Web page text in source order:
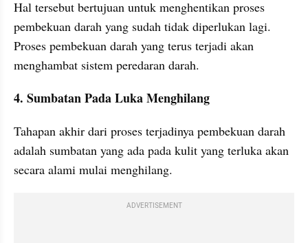
Hal tersebut bertujuan untuk menghentikan proses
pembekuan darah yang sudah tidak diperlukan lagi.
Proses pembekuan darah yang terus terjadi akan
menghambat sistem peredaran darah.
4. Sumbatan Pada Luka Menghilang
Tahapan akhir dari proses terjadinya pembekuan darah
adalah sumbatan yang ada pada kulit yang terluka akan
secara alami mulai menghilang.
ADVERTISEMENT